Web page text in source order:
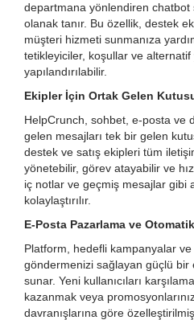
departmana yönlendiren chatbot
olanak tanır. Bu özellik, destek
müşteri hizmeti sunmanıza
tetikleyiciler, koşullar ve
yapılandırılabilir.
Ekipler İçin Ortak Gelen
HelpCrunch, sohbet, e-posta ve
gelen mesajları tek bir gelen
destek ve satış ekipleri tüm
yönetebilir, görev atayabilir ve
iç notlar ve geçmiş mesajlar gibi
kolaylaştırılır.
E-Posta Pazarlama ve
Platform, hedefli kampanyalar
göndermenizi sağlayan güçlü
sunar. Yeni kullanıcıları
kazanmak veya
davranışlarına göre